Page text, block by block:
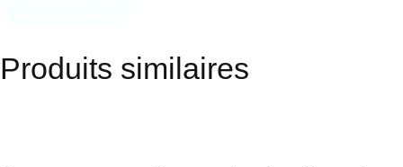
Produits similaires